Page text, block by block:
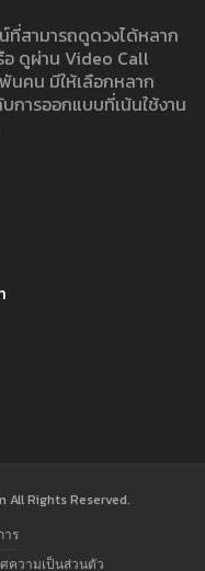
สามารถดูดวงได้หลาก
ดูผ่าน Video Call
คน มีให้เลือกหลาก
การออกแบบที่เน้นใช้งาน
All Rights Reserved.
าร
ความเป็นส่วนตัว